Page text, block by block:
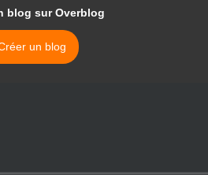
blog sur Overblog
un blog